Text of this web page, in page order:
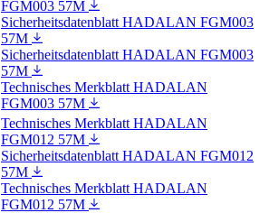
FGM003 57M
Sicherheitsdatenblatt HADALAN FGM003
57M
Sicherheitsdatenblatt HADALAN FGM003
57M
Technisches Merkblatt HADALAN
FGM003 57M
Technisches Merkblatt HADALAN
FGM012 57M
Sicherheitsdatenblatt HADALAN FGM012
57M
Technisches Merkblatt HADALAN
FGM012 57M